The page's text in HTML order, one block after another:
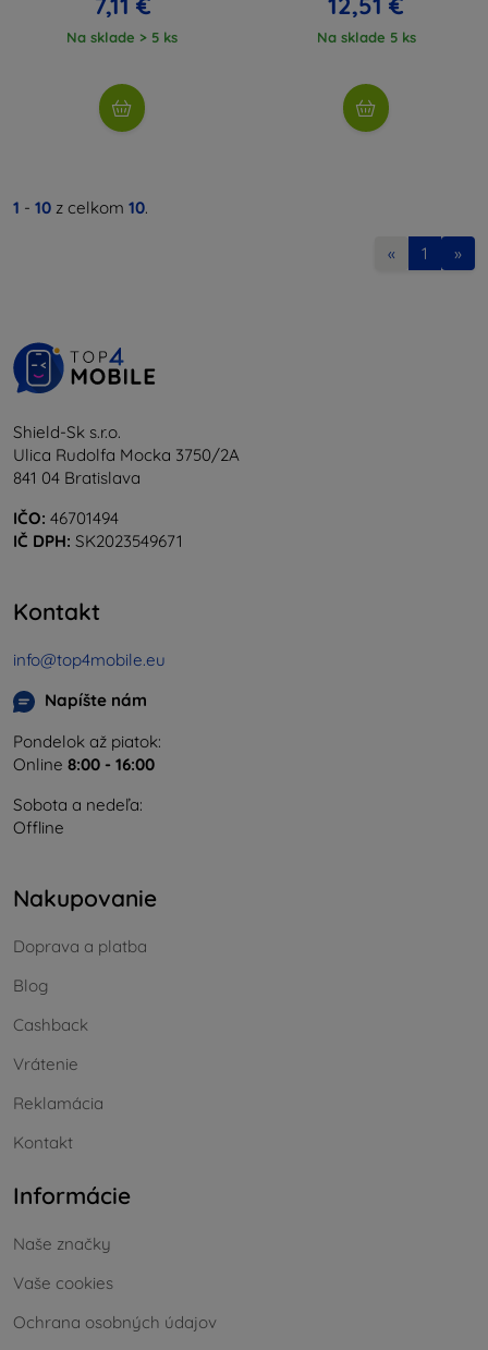
Na sklade > 5 ks Na sklade 5 ks
1 - 10 z celkom 10.
« 1 »
Shield-Sk s.r.o.
Ulica Rudolfa Mocka 3750/2A
841 04 Bratislava
IČO: 46701494
IČ DPH: SK2023549671
Kontakt
info@top4mobile.eu
Napíšte nám
Pondelok až piatok:
Online 8:00 - 16:00
Sobota a nedeľa:
Offline
Nakupovanie
Doprava a platba
Blog
Cashback
Vrátenie
Reklamácia
Kontakt
Informácie
Naše značky
Vaše cookies
Ochrana osobných údajov